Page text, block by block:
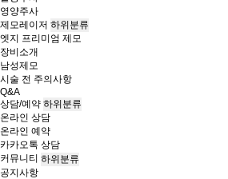
영양주사
제모레이저 하위분류
엣지 프리미엄 제모
장비소개
남성제모
시술 전 주의사항
Q&A
상담/예약 하위분류
온라인 상담
온라인 예약
카카오톡 상담
커뮤니티 하위분류
공지사항